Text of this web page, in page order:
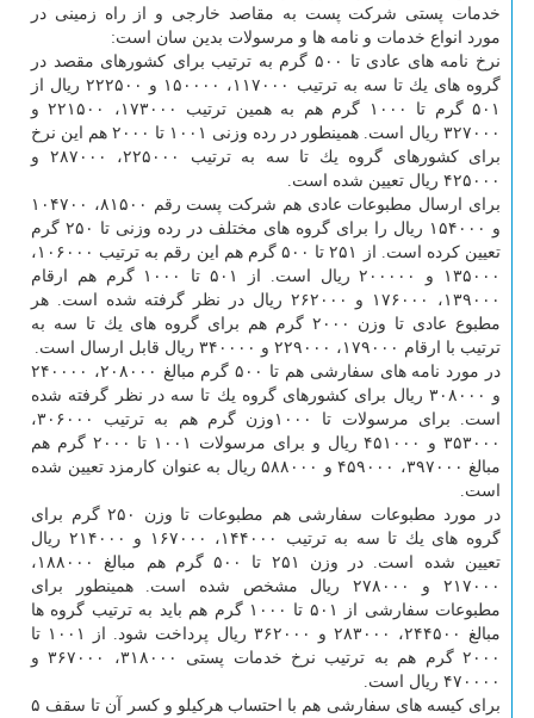
خدمات پستی شركت پست به مقاصد خارجی و از راه زمینی در
مورد انواع خدمات و نامه ها و مرسولات بدین سان است:
نرخ نامه های عادی تا ۵۰۰ گرم به ترتیب برای كشورهای مقصد در
گروه های یك تا سه به ترتیب ۱۱۷۰۰۰، ۱۵۰۰۰۰ و ۲۲۲۵۰۰ ریال از
۵۰۱ گرم تا ۱۰۰۰ گرم هم به همین ترتیب ۱۷۳۰۰۰، ۲۲۱۵۰۰ و
۳۲۷۰۰۰ ریال است. همینطور در رده وزنی ۱۰۰۱ تا ۲۰۰۰ هم این نرخ
برای كشورهای گروه یك تا سه به ترتیب ۲۲۵۰۰۰، ۲۸۷۰۰۰ و
۴۲۵۰۰۰ ریال تعیین شده است.
برای ارسال مطبوعات عادی هم شركت پست رقم ۸۱۵۰۰، ۱۰۴۷۰۰
و ۱۵۴۰۰۰ ریال را برای گروه های مختلف در رده وزنی تا ۲۵۰ گرم
تعیین كرده است. از ۲۵۱ تا ۵۰۰ گرم هم این رقم به ترتیب ۱۰۶۰۰۰،
۱۳۵۰۰۰ و ۲۰۰۰۰۰ ریال است. از ۵۰۱ تا ۱۰۰۰ گرم هم ارقام
۱۳۹۰۰۰، ۱۷۶۰۰۰ و ۲۶۲۰۰۰ ریال در نظر گرفته شده است. هر
مطبوع عادی تا وزن ۲۰۰۰ گرم هم برای گروه های یك تا سه به
ترتیب با ارقام ۱۷۹۰۰۰، ۲۲۹۰۰۰ و ۳۴۰۰۰۰ ریال قابل ارسال است.
در مورد نامه های سفارشی هم تا ۵۰۰ گرم مبالغ ۲۰۸۰۰۰، ۲۴۰۰۰۰
و ۳۰۸۰۰۰ ریال برای كشورهای گروه یك تا سه در نظر گرفته شده
است. برای مرسولات تا ۱۰۰۰وزن گرم هم به ترتیب ۳۰۶۰۰۰،
۳۵۳۰۰۰ و ۴۵۱۰۰۰ ریال و برای مرسولات ۱۰۰۱ تا ۲۰۰۰ گرم هم
مبالغ ۳۹۷۰۰۰، ۴۵۹۰۰۰ و ۵۸۸۰۰۰ ریال به عنوان كارمزد تعیین شده
است.
در مورد مطبوعات سفارشی هم مطبوعات تا وزن ۲۵۰ گرم برای
گروه های یك تا سه به ترتیب ۱۴۴۰۰۰، ۱۶۷۰۰۰ و ۲۱۴۰۰۰ ریال
تعیین شده است. در وزن ۲۵۱ تا ۵۰۰ گرم هم مبالغ ۱۸۸۰۰۰،
۲۱۷۰۰۰ و ۲۷۸۰۰۰ ریال مشخص شده است. همینطور برای
مطبوعات سفارشی از ۵۰۱ تا ۱۰۰۰ گرم هم باید به ترتیب گروه ها
مبالغ ۲۴۴۵۰۰، ۲۸۳۰۰۰ و ۳۶۲۰۰۰ ریال پرداخت شود. از ۱۰۰۱ تا
۲۰۰۰ گرم هم به ترتیب نرخ خدمات پستی ۳۱۸۰۰۰، ۳۶۷۰۰۰ و
۴۷۰۰۰۰ ریال است.
برای كیسه های سفارشی هم با احتساب هركیلو و كسر آن تا سقف ۵